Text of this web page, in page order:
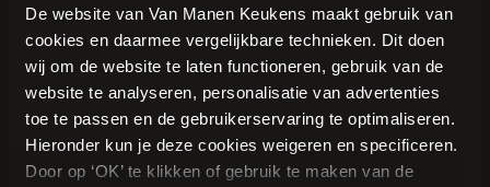
De website van Van Manen Keukens maakt gebruik van
cookies en daarmee vergelijkbare technieken. Dit doen
wij om de website te laten functioneren, gebruik van de
website te analyseren, personalisatie van advertenties
toe te passen en de gebruikerservaring te optimaliseren.
Hieronder kun je deze cookies weigeren en specificeren.
Door op ‘OK’ te klikken of gebruik te maken van de